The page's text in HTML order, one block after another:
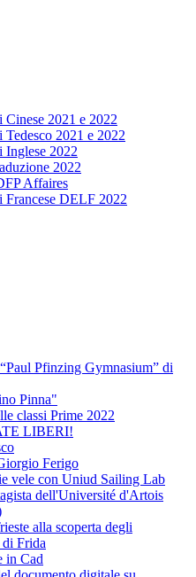
2021 e 2022
2021 e 2022
2022
2022
Affaires
DELF 2022
Pfinzing Gymnasium” di
Pinna"
classi Prime 2022
LIBERI!
Ferigo
vele con Uniud Sailing Lab
dell'Université d'Artois
alla scoperta degli
di Frida
in Cad